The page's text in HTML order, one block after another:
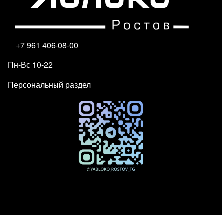
+7 961 406-08-00
Пн-Вс 10-22
Персональный раздел